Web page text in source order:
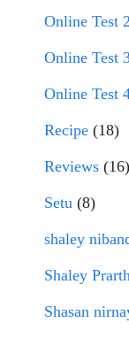
Online Test
Online Test
Online Test
Recipe (18)
Reviews (16)
Setu (8)
shaley
Shaley
Shasan